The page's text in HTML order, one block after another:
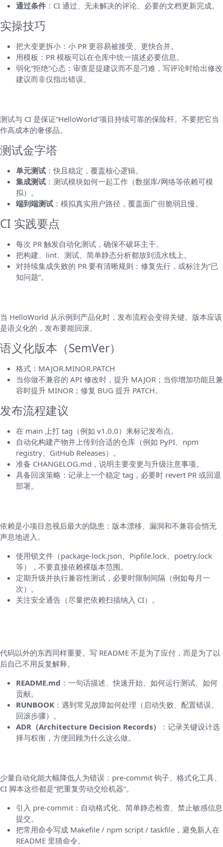
通过条件 ：CI 通过、无未解决的评论、必要的文档更新完成。
实操技巧
把大变更拆小：小 PR 更容易被接受、更快合并。
用模板：PR 模板可以在仓库中统一描述必要信息。
弱化“拒绝”心态：审查是提建议而不是刁难，写评论时给出修改
建议而非仅指出错误。
测试与 CI 是保证“HelloWorld”项目持续可靠的保险杆。不要把它当
作高成本的奢侈品。
测试金字塔
单元测试 ：快且稳定，覆盖核心逻辑。
集成测试 ：测试模块如何一起工作（数据库/网络等依赖可模
拟）。
端到端测试 ：模拟真实用户路径，覆盖面广但脆弱且慢。
CI 实践要点
每次 PR 触发自动化测试，确保不破坏主干。
把构建、lint、测试、简单静态分析都放到流水线上。
对持续集成失败的 PR 要有清晰规则：修复先行，或标注为“已
知问题”。
当 HelloWorld 从示例到产品化时，发布流程会变得关键。版本应该
是语义化的，发布要能回滚。
语义化版本（SemVer）
格式：MAJOR.MINOR.PATCH
当你做不兼容的 API 修改时，提升 MAJOR；当你增加功能且兼
容时提升 MINOR；修复 BUG 提升 PATCH。
发布流程建议
在 main 上打 tag（例如 v1.0.0）来标记发布点。
自动化构建产物并上传到合适的仓库（例如 PyPI、npm
registry、GitHub Releases）。
准备 CHANGELOG.md，说明主要变更与升级注意事项。
具备回滚策略：记录上一个稳定 tag，必要时 revert PR 或回退
部署。
依赖是小项目忽视后最大的隐患：版本漂移、漏洞和不兼容会悄无
声息地进入。
使用锁文件（package-lock.json、Pipfile.lock、poetry.lock
等），不要直接依赖裸版本范围。
定期升级并执行兼容性测试，必要时限制间隔（例如每月一
次）。
关注安全通告（尽量把依赖扫描纳入 CI）。
代码以外的东西同样重要。写 README 不是为了应付，而是为了以
后自己不用反复解释。
README.md ：一句话描述、快速开始、如何运行测试、如何
贡献。
RUNBOOK ：遇到常见故障如何处理（启动失败、配置错误、
回滚步骤）。
ADR（Architecture Decision Records）
：记录关键设计选
择与权衡，方便回顾为什么这么做。
少量自动化能大幅降低人为错误：pre-commit 钩子、格式化工具、
CI 脚本这些都是“把重复劳动交给机器”。
引入 pre-commit：自动格式化、简单静态检查、禁止敏感信息
提交。
把常用命令写成 Makefile / npm script / taskfile，避免新人在
README 里猜命令。